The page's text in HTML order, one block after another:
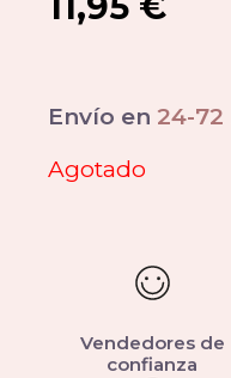
Envío en 24-72
Agotado
Vendedores de
confianza